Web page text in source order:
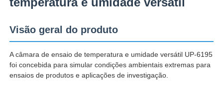
Produtos
Quem Somos
Fábrica
Visão geral do produto
A câmara de ensaio de temperatura e umidade versátil UP-6195
foi concebida para simular condições ambientais extremas para
ensaios de produtos e aplicações de investigação.